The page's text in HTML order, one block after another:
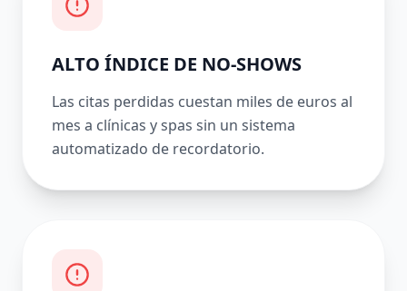
ALTO ÍNDICE DE NO-SHOWS
Las citas perdidas cuestan miles de euros al
mes a clínicas y spas sin un sistema
automatizado de recordatorio.